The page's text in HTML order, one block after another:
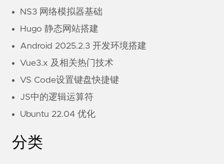
NS3 网络模拟器基础
Hugo 静态网站搭建
Android 2025.2.3 开发环境搭建
Vue3.x 及相关热门技术
VS Code设置键盘快捷键
JS中的逻辑运算符
Ubuntu 22.04 优化
分类